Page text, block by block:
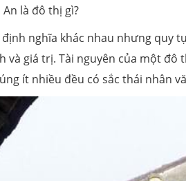
là đô thị gì?
nghĩa khác nhau nhưng quy
và giá trị. Tài nguyên của một
ít nhiều đều có sắc thái nhân